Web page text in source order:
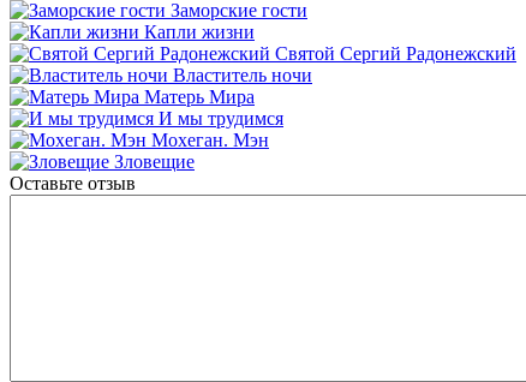
Заморские гости
Капли жизни
Святой Сергий Радонежский
Властитель ночи
Матерь Мира
И мы трудимся
Мохеган. Мэн
Зловещие
Оставьте отзыв